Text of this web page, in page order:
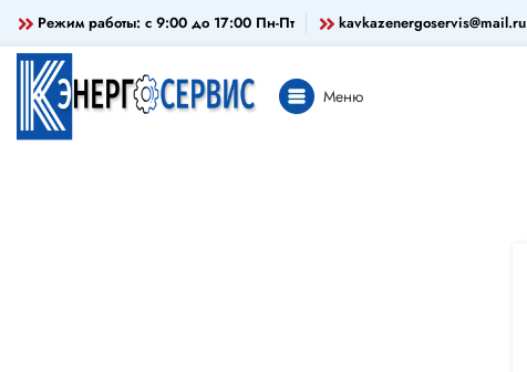
Режим работы: c 9:00 до 17:00 Пн-Пт kavkazenergoservis@mail.ru
Меню